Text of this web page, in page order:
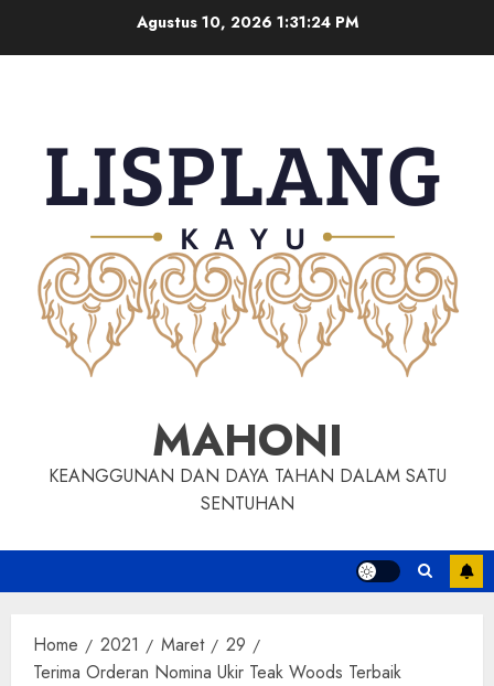
Agustus 10, 2026 1:31:25 PM
MAHONI
KEANGGUNAN DAN DAYA TAHAN DALAM SATU
SENTUHAN
Home 2021 Maret
29
Terima Orderan Nomina Ukir Teak Woods Terbaik